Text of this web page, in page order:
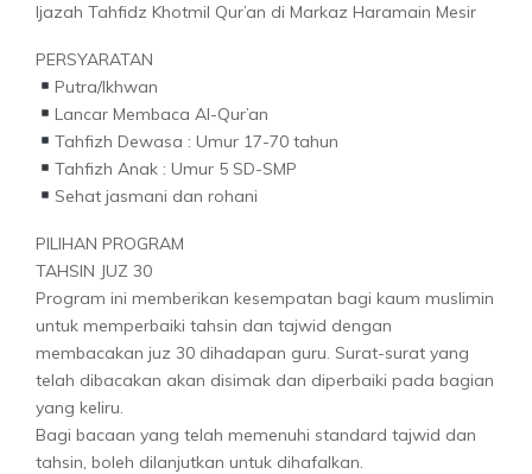
Ijazah Tahfidz Khotmil Qur’an di Markaz Haramain Mesir
PERSYARATAN
Putra/Ikhwan
Lancar Membaca Al-Qur’an
Tahfizh Dewasa : Umur 17-70 tahun
Tahfizh Anak : Umur 5 SD-SMP
Sehat jasmani dan rohani
PILIHAN PROGRAM
TAHSIN JUZ 30
Program ini memberikan kesempatan bagi kaum muslimin
untuk memperbaiki tahsin dan tajwid dengan
membacakan juz 30 dihadapan guru. Surat-surat yang
telah dibacakan akan disimak dan diperbaiki pada bagian
yang keliru.
Bagi bacaan yang telah memenuhi standard tajwid dan
tahsin, boleh dilanjutkan untuk dihafalkan.